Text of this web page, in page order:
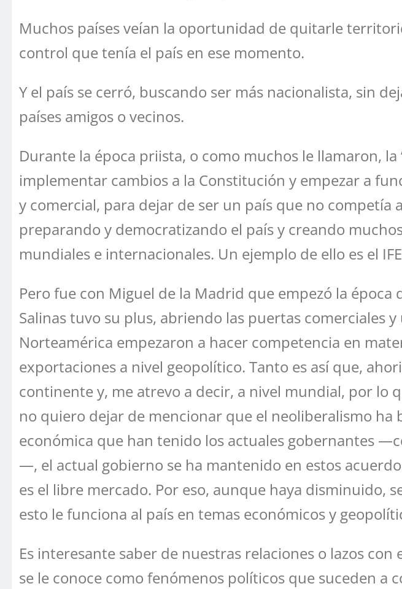
Muchos países veían la oportunidad de quitarle
control que tenía el país en ese momento.
Y el país se cerró, buscando ser más nacionalista, sin
países amigos o vecinos.
Durante la época priista, o como muchos le llamaron,
implementar cambios a la Constitución y empezar a
y comercial, para dejar de ser un país que no competía
preparando y democratizando el país y creando
mundiales e internacionales. Un ejemplo de ello es el
Pero fue con Miguel de la Madrid que empezó la
Salinas tuvo su plus, abriendo las puertas comerciales
Norteamérica empezaron a hacer competencia en
exportaciones a nivel geopolítico. Tanto es así que,
continente y, me atrevo a decir, a nivel mundial, por lo
no quiero dejar de mencionar que el neoliberalismo
económica que han tenido los actuales gobernantes
—, el actual gobierno se ha mantenido en estos
es el libre mercado. Por eso, aunque haya disminuido,
esto le funciona al país en temas económicos y
Es interesante saber de nuestras relaciones o lazos
se le conoce como fenómenos políticos que suceden a